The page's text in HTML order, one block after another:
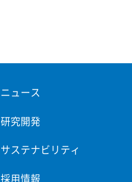
ニュース
研究開発
サステナビリティ
採用情報